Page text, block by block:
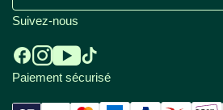
Suivez-nous
Paiement sécurisé